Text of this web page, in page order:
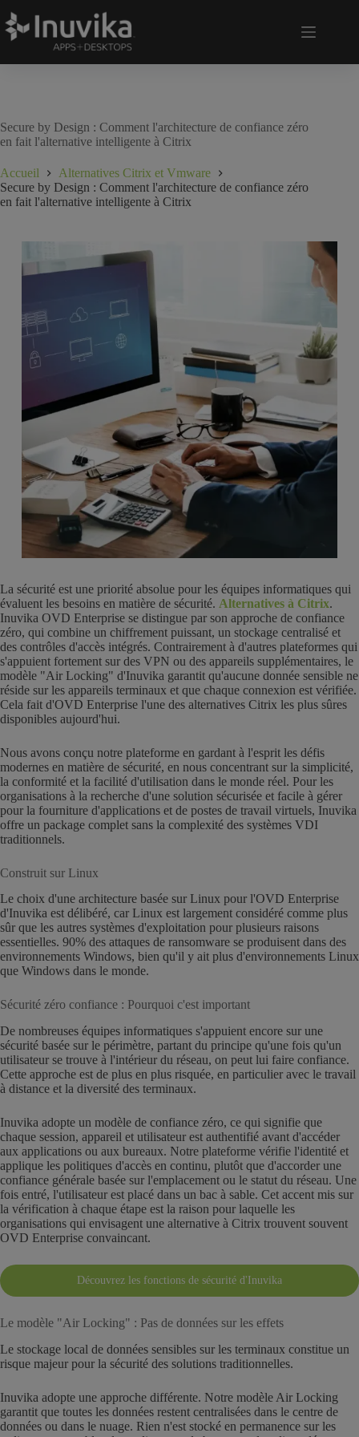
Secure by Design : Comment l'architecture de confiance zéro
en fait l'alternative intelligente à Citrix
Accueil
Alternatives Citrix et Vmware
Secure by Design : Comment l'architecture de confiance zéro
en fait l'alternative intelligente à Citrix
La sécurité est une priorité absolue pour les équipes informatiques qui
évaluent les besoins en matière de sécurité. Alternatives à Citrix.
Inuvika OVD Enterprise se distingue par son approche de confiance
zéro, qui combine un chiffrement puissant, un stockage centralisé et
des contrôles d'accès intégrés. Contrairement à d'autres plateformes qui
s'appuient fortement sur des VPN ou des appareils supplémentaires, le
modèle "Air Locking" d'Inuvika garantit qu'aucune donnée sensible ne
réside sur les appareils terminaux et que chaque connexion est vérifiée.
Cela fait d'OVD Enterprise l'une des alternatives Citrix les plus sûres
disponibles aujourd'hui.
Nous avons conçu notre plateforme en gardant à l'esprit les défis
modernes en matière de sécurité, en nous concentrant sur la simplicité,
la conformité et la facilité d'utilisation dans le monde réel. Pour les
organisations à la recherche d'une solution sécurisée et facile à gérer
pour la fourniture d'applications et de postes de travail virtuels, Inuvika
offre un package complet sans la complexité des systèmes VDI
traditionnels.
Construit sur Linux
Le choix d'une architecture basée sur Linux pour l'OVD Enterprise
d'Inuvika est délibéré, car Linux est largement considéré comme plus
sûr que les autres systèmes d'exploitation pour plusieurs raisons
essentielles. 90% des attaques de ransomware se produisent dans des
environnements Windows, bien qu'il y ait plus d'environnements Linux
que Windows dans le monde.
Sécurité zéro confiance : Pourquoi c'est important
De nombreuses équipes informatiques s'appuient encore sur une
sécurité basée sur le périmètre, partant du principe qu'une fois qu'un
utilisateur se trouve à l'intérieur du réseau, on peut lui faire confiance.
Cette approche est de plus en plus risquée, en particulier avec le travail
à distance et la diversité des terminaux.
Inuvika adopte un modèle de confiance zéro, ce qui signifie que
chaque session, appareil et utilisateur est authentifié avant d'accéder
aux applications ou aux bureaux. Notre plateforme vérifie l'identité et
applique les politiques d'accès en continu, plutôt que d'accorder une
confiance générale basée sur l'emplacement ou le statut du réseau. Une
fois entré, l'utilisateur est placé dans un bac à sable. Cet accent mis sur
la vérification à chaque étape est la raison pour laquelle les
organisations qui envisagent une alternative à Citrix trouvent souvent
OVD Enterprise convaincant.
Découvrez les fonctions de sécurité d'Inuvika
Le modèle "Air Locking" : Pas de données sur les effets
Le stockage local de données sensibles sur les terminaux constitue un
risque majeur pour la sécurité des solutions traditionnelles.
Inuvika adopte une approche différente. Notre modèle Air Locking
garantit que toutes les données restent centralisées dans le centre de
données ou dans le nuage. Rien n'est stocké en permanence sur les